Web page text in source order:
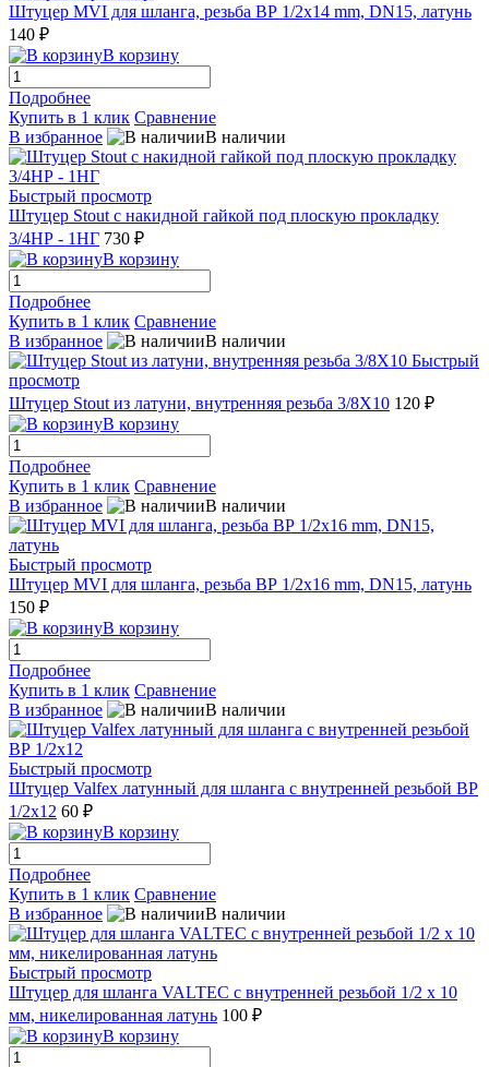
Штуцер MVI для шланга, резьба ВР 1/2x14 mm, DN15, латунь
140 ₽
В корзину
Подробнее
Купить в 1 клик Сравнение
В избранное
В наличии
Быстрый просмотр
Штуцер Stout с накидной гайкой под плоскую прокладку
3/4НР - 1НГ 730 ₽
В корзину
Подробнее
Купить в 1 клик Сравнение
В избранное
В наличии
Быстрый
просмотр
Штуцер Stout из латуни, внутренняя резьба 3/8X10 120 ₽
В корзину
Подробнее
Купить в 1 клик Сравнение
В избранное
В наличии
Быстрый просмотр
Штуцер MVI для шланга, резьба ВР 1/2x16 mm, DN15, латунь
150 ₽
В корзину
Подробнее
Купить в 1 клик Сравнение
В избранное
В наличии
Быстрый просмотр
Штуцер Valfex латунный для шланга с внутренней резьбой ВР
1/2х12 60 ₽
В корзину
Подробнее
Купить в 1 клик Сравнение
В избранное
В наличии
Быстрый просмотр
Штуцер для шланга VALTEC с внутренней резьбой 1/2 х 10
мм, никелированная латунь 100 ₽
В корзину